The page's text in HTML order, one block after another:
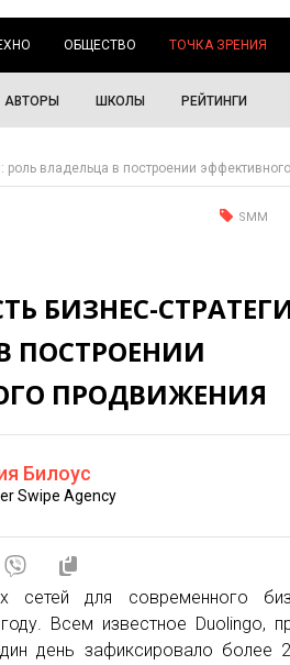
ОБЩЕСТВО ТОЧКА ЗРЕНИЯ
АВТОРЫ ШКОЛЫ РЕЙТИНГИ
роль владельца в построении
SMM
БИЗНЕС-
ПОСТРОЕНИИ
ПРОДВИЖЕНИЯ
Билоус
Swipe Agency
сетей для современного
Всем известное Duolingo,
день зафиксировало более